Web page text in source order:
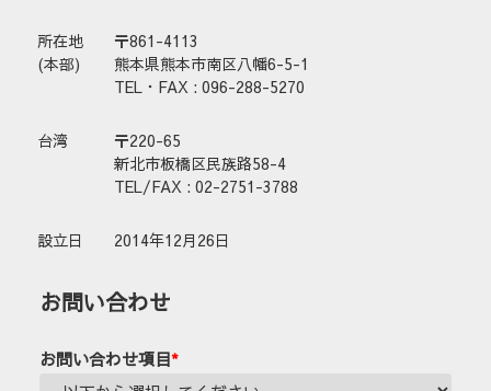
所在地
(本部)
〒861-4113
熊本県熊本市南区八幡6-5-1
TEL・FAX : 096-288-5270
台湾
〒220-65
新北市板橋区民族路58-4
TEL/FAX : 02-2751-3788
設立日 2014年12月26日
お問い合わせ
お問い合わせ項目*